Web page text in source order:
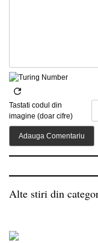
Tastati codul din
imagine (doar cifre)
Alte stiri din